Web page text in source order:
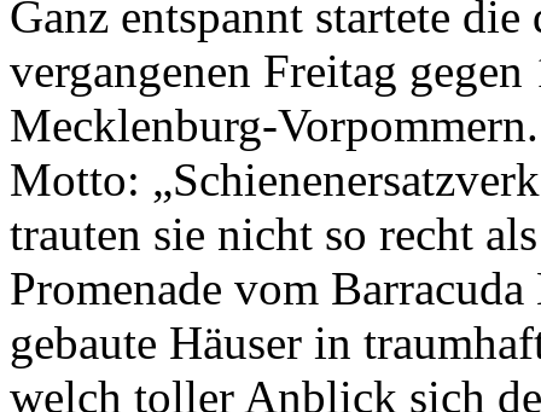
Ganz entspannt startete
vergangenen Freitag
Mecklenburg-
Motto:
trauten sie nicht so recht
Promenade vom
gebaute Häuser in
welch toller Anblick sich